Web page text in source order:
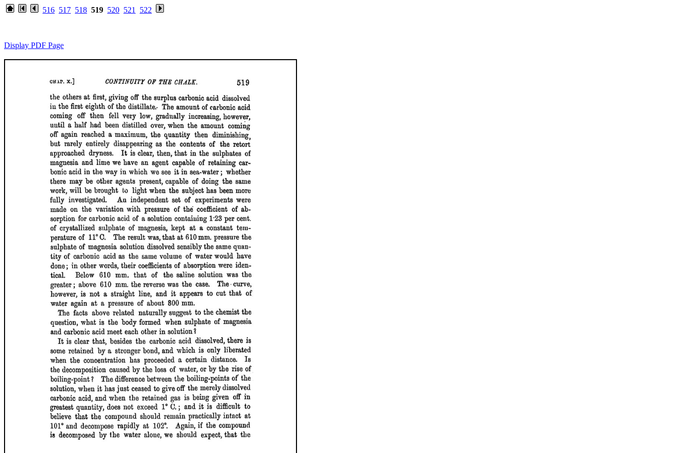
516 517 518 519 520 521 522
Display PDF Page